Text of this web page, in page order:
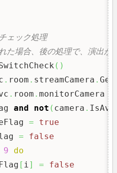
ェック処理
た場合、後の処理で、演出が
( )
. room . streamCamera .
. room . monitorCamera
and not ( camera .
=
true
=
false
9
do
[ i] =
false